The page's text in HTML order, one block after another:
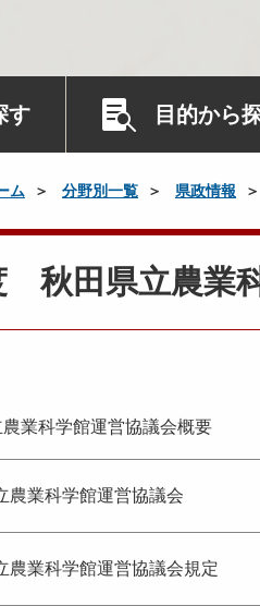
す 目的から
ム 分野別一覧 県政情報
秋田県立農業
業科学館運営協議会概要
農業科学館運営協議会
農業科学館運営協議会規定